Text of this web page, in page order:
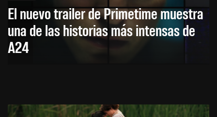
El nuevo trailer de Primetime muestra
una de las historias más intensas de
A24